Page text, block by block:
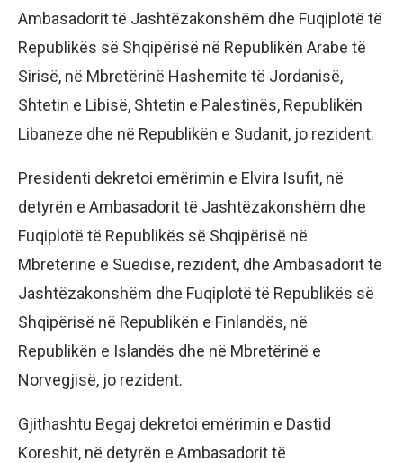
Ambasadorit të Jashtëzakonshëm dhe Fuqiplotë të
Republikës së Shqipërisë në Republikën Arabe të
Sirisë, në Mbretërinë Hashemite të Jordanisë,
Shtetin e Libisë, Shtetin e Palestinës, Republikën
Libaneze dhe në Republikën e Sudanit, jo rezident.
Presidenti dekretoi emërimin e Elvira Isufit, në
detyrën e Ambasadorit të Jashtëzakonshëm dhe
Fuqiplotë të Republikës së Shqipërisë në
Mbretërinë e Suedisë, rezident, dhe Ambasadorit të
Jashtëzakonshëm dhe Fuqiplotë të Republikës së
Shqipërisë në Republikën e Finlandës, në
Republikën e Islandës dhe në Mbretërinë e
Norvegjisë, jo rezident.
Gjithashtu Begaj dekretoi emërimin e Dastid
Koreshit, në detyrën e Ambasadorit të